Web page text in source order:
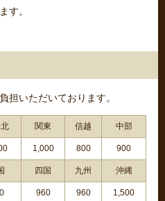
す。
担いただいております。
関東 信越 中部
1,000 800 900
四国 九州 沖縄
960 960 1,500